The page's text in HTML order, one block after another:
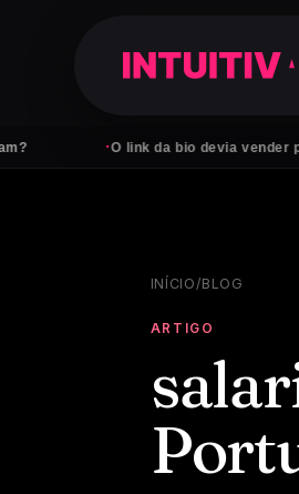
O link da bio devia vender por ti
INÍCIO/BLOG
ARTIGO